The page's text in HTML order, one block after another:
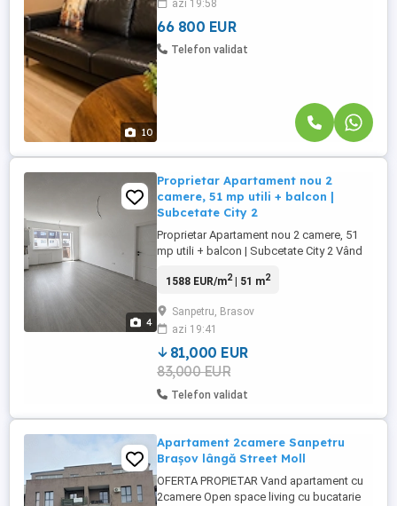
10
strada Avram Iancu, beneficiind de acces
securizat. Desi nu ...
azi 19:58
66 800 EUR
Telefon validat
4
Proprietar Apartament nou 2
camere, 51 mp utili + balcon |
Subcetate City 2
Proprietar Apartament nou 2 camere, 51
mp utili + balcon | Subcetate City 2 Vând
nou cu 2 camere, situat în complexul
Brașov. Apartamentul este construit în
2026, are o suprafață de 51 mp utili, la
care se adaugă ...
1588 EUR/m2| 51 m2
Sanpetru, Brasov
azi 19:41
81,000 EUR
83,000 EUR
Telefon validat
Apartament 2camere Sanpetru
Brașov lângă Street Moll
OFERTA PROPIETAR Vand apartament cu
2camere Open space living cu bucatarie